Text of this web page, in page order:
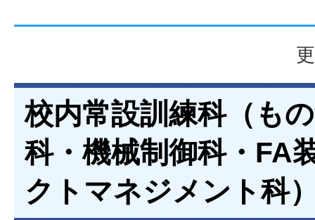
校内常設訓練科（も
科・機械制御科・FA
クトマネジメント科